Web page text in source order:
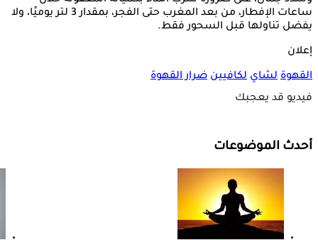
ساعات الإفطار، من بعد المغرب حتى الفجر، بمقدار 3 لتر يوميًا، ولا
يفضل تناولها قبل السحور فقط.
إعلان
القهوة لشاي لكافيين ضرار القهوة
فيديو قد يعجبك
أحدث الموضوعات